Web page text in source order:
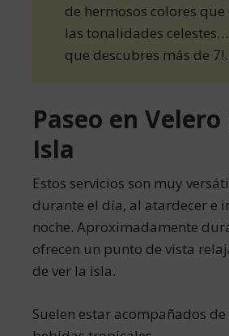
de hermosos colores
las tonalidades celestes…
que descubres más de 7!.
Paseo en
Isla
Estos servicios son muy
durante el día, al atardecer e
noche. Aproximadamente
ofrecen un punto de vista
de ver la isla.
Suelen estar acompañados